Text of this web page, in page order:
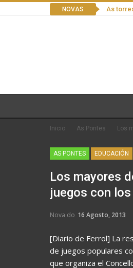
NOVAS As
Inicio As Pontes Los
AS PONTES EDUCACIÓN
Los mayores
juegos con
Nova do 16 Agosto, 2013
[Diario de Ferrol] La
de juegos populares
que organiza el